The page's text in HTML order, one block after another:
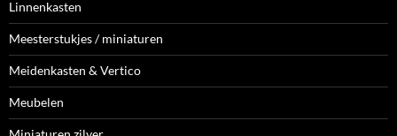
Linnenkasten
Meesterstukjes / miniaturen
Meidenkasten & Vertico
Meubelen